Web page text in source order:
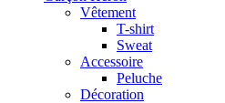
Vêtement
T-shirt
Sweat
Accessoire
Peluche
Décoration